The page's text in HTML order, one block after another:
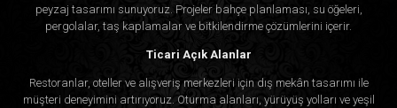
peyzaj tasarımı sunuyoruz. Projeler bahçe planlaması, su öğeleri,
pergolalar, taş kaplamalar ve bitkilendirme çözümlerini içerir.
Ticari Açık Alanlar
Restoranlar, oteller ve alışveriş merkezleri için dış mekân tasarımı ile
müşteri deneyimini artırıyoruz. Oturma alanları, yürüyüş yolları ve yeşil